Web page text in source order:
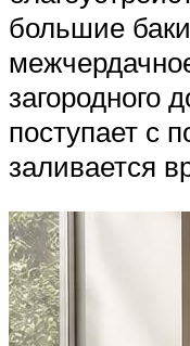
большие
загородного
поступает с
заливается